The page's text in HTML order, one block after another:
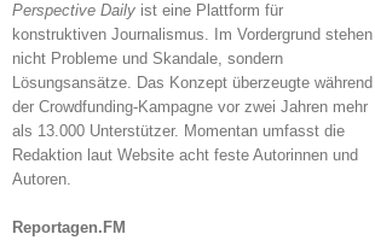
Perspective Daily ist eine Plattform für
konstruktiven Journalismus. Im Vordergrund stehen
nicht Probleme und Skandale, sondern
Lösungsansätze. Das Konzept überzeugte während
der Crowdfunding-Kampagne vor zwei Jahren mehr
als 13.000 Unterstützer. Momentan umfasst die
Redaktion laut Website acht feste Autorinnen und
Autoren.
Reportagen.FM